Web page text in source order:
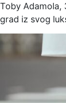
Toby Adamola,
grad iz svog